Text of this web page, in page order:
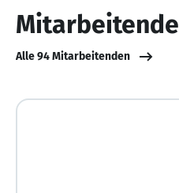
Mitarbeitende
Alle 94 Mitarbeitenden